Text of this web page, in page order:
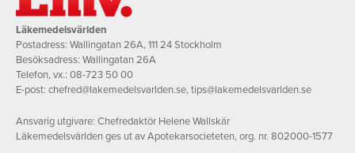
Läkemedelsvärlden
Postadress: Wallingatan 26A, 111 24 Stockholm
Besöksadress: Wallingatan 26A
Telefon, vx.: 08-723 50 00
E-post: chefred@lakemedelsvarlden.se,tips@lakemedelsvarlden.se
Ansvarig utgivare: Chefredaktör Helene Wallskär
Läkemedelsvärlden ges ut av Apotekarsocieteten, org. nr. 802000-1577